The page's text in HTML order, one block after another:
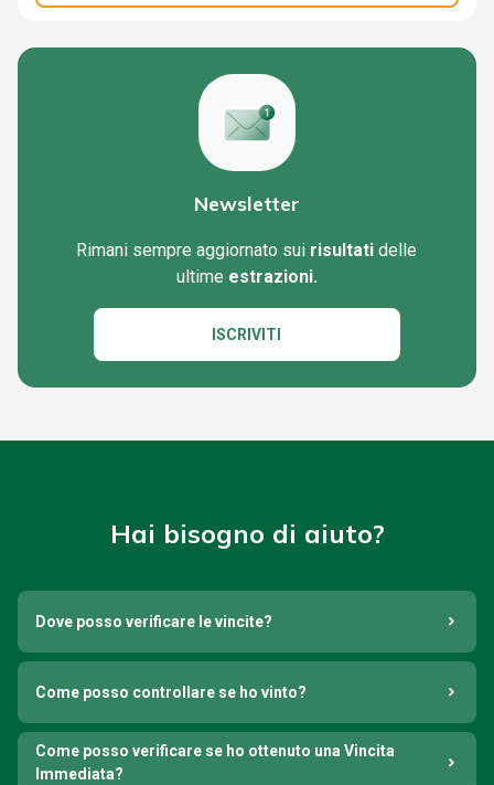
Newsletter
Rimani sempre aggiornato sui risultati delle
ultime estrazioni.
ISCRIVITI
Hai bisogno di aiuto?
Dove posso verificare le vincite?
Come posso controllare se ho vinto?
Come posso verificare se ho ottenuto una Vincita
Immediata?